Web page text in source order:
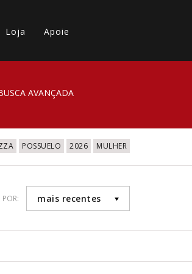
Loja Apoie
AVANÇADA
POSSUELO 2026 MULHER
POR: mais recentes